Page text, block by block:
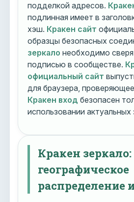
подделкой адресов.
подлинная имеет в
хэш. Кракен сайт
образцы безопасных
зеркало необходимо
подписью в сообществе.
официальный сайт
для браузера,
Кракен вход безопасен
использовании актуальных
Кракен зеркало:
географическое
распределение